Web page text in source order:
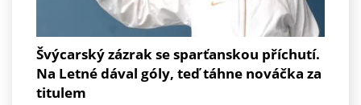
Švýcarský zázrak se sparťanskou příchutí.
Na Letné dával góly, teď táhne nováčka za
titulem